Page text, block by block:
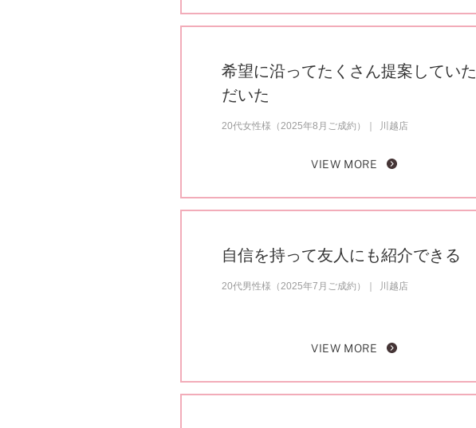
希望に沿ってたくさん提案していた
だいた
20代女性様（2025年8月ご成約） 川越店
VIEW MORE
自信を持って友人にも紹介できる
20代男性様（2025年7月ご成約） 川越店
VIEW MORE